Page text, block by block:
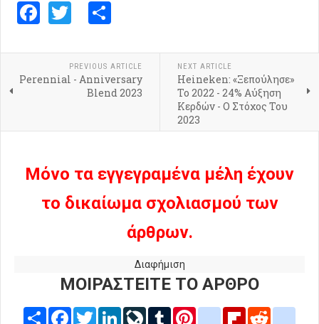
Facebook
Twitter
PREVIOUS ARTICLE
Perennial - Anniversary
Blend 2023
NEXT ARTICLE
Heineken: «Ξεπούλησε»
Το 2022 - 24% Αύξηση
Κερδών - Ο Στόχος Του
2023
Μόνο τα εγγεγραμένα μέλη έχουν
το δικαίωμα σχολιασμού των
άρθρων.
Διαφήμιση
ΜΟΙΡΑΣΤΕΙΤΕ ΤΟ ΑΡΘΡΟ
Share FacebookTwitterLinkedInLiveJournal
Tumblr Pinterestblogger_post
Flipboard